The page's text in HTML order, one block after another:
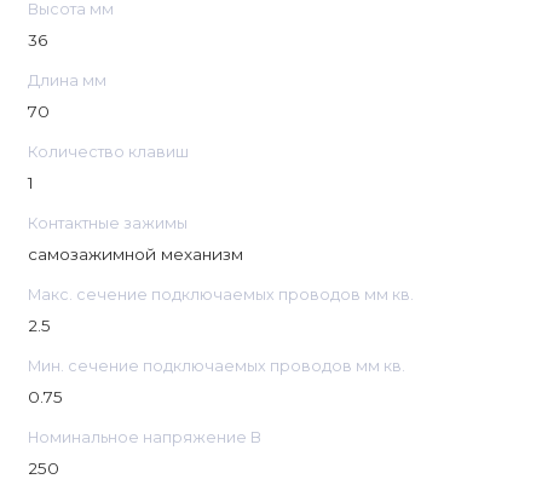
Высота мм
36
Длина мм
70
Количество клавиш
1
Контактные зажимы
самозажимной механизм
Макс. сечение подключаемых проводов мм кв.
2.5
Мин. сечение подключаемых проводов мм кв.
0.75
Номинальное напряжение В
250